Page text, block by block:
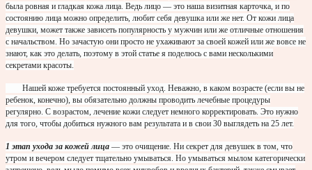
была ровная и гладкая кожа лица. Ведь лицо — это наша визитная карточка, и по
состоянию лица можно определить, любит себя девушка или же нет. От кожи лица
девушки, может также зависеть популярность у мужчин или же отличные отношения
с начальством. Но зачастую они просто не ухаживают за своей кожей или же вовсе не
знают, как это делать, поэтому в этой статье я поделюсь с вами несколькими
секретами красоты.
Нашей коже требуется постоянный уход. Неважно, в каком возрасте (если вы не
ребенок, конечно), вы обязательно должны проводить лечебные процедуры
регулярно. С возрастом, лечение кожи следует немного корректировать. Это нужно
для того, чтобы добиться нужного вам результата и в свои 30 выглядеть на 25 лет.
1 этап ухода за кожей лица — это очищение. Ни секрет для девушек в том, что
утром и вечером следует тщательно умываться. Но умываться мылом категорически